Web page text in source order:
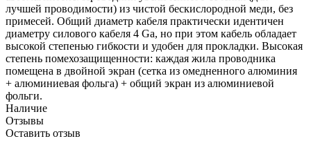
лучшей проводимости) из чистой бескислородной меди, без
примесей. Общий диаметр кабеля практически идентичен
диаметру силового кабеля 4 Ga, но при этом кабель обладает
высокой степенью гибкости и удобен для прокладки. Высокая
степень помехозащищенности: каждая жила проводника
помещена в двойной экран (сетка из омедненного алюминия
+ алюминиевая фольга) + общий экран из алюминиевой
фольги.
Наличие
Отзывы
Оставить отзыв